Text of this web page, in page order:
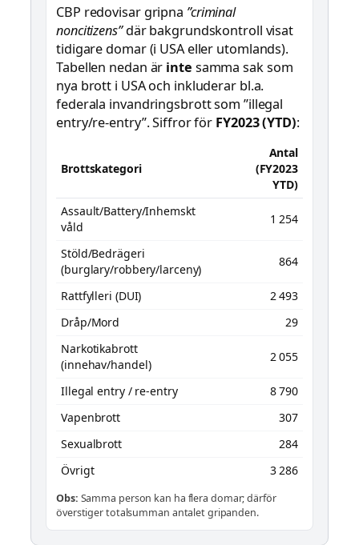
CBP redovisar gripna ”criminal
noncitizens”där bakgrundskontroll visat
tidigare domar (i USA eller utomlands).
Tabellen nedan är inte samma sak som
nya brott i USA och inkluderar bl.a.
federala invandringsbrott som ”illegal
entry/re-entry”. Siffror för FY2023 (YTD):
Brottskategori
Antal
(FY2023
YTD)
Assault/Battery/Inhemskt
våld
1 254
Stöld/Bedrägeri
(burglary/robbery/larceny)
864
Rattfylleri (DUI)
2 493
Dråp/Mord
29
Narkotikabrott
(innehav/handel)
2 055
Illegal entry / re-entry
8 790
Vapenbrott
307
Sexualbrott
284
Övrigt
3 286
Obs: Samma person kan ha flera domar; därför
överstiger totalsumman antalet gripanden.